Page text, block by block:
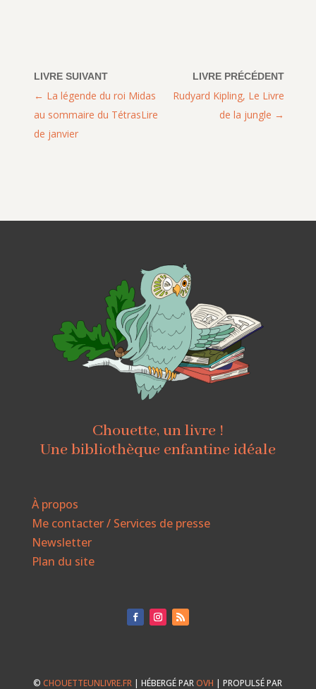
Rudyard Kipling, Le Livre
de la jungle
La légende du roi Midas
au sommaire du TétrasLire
de janvier
Chouette, un livre !
Une bibliothèque enfantine idéale
À propos
Me contacter / Services de presse
Newsletter
Plan du site
©CHOUETTEUNLIVRE.FR | HÉBERGÉ PAROVH | PROPULSÉ PAR